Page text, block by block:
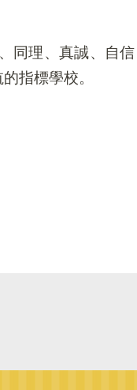
同理、真誠、自
指標學校。